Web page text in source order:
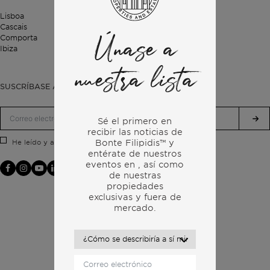
Lisboa
Cascais
Comporta
Ibiza
SUSCRÍBASE A NUESTRO BOLETÍN
He leído y acepto la Política de privacidad.
Únase a
nuestra lista
Sé el primero en
recibir las noticias de
Bonte Filipidis™ y
entérate de nuestros
eventos en
, así como
de nuestras
propiedades
exclusivas y fuera de
mercado.